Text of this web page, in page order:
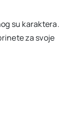
su karaktera.
za svoje